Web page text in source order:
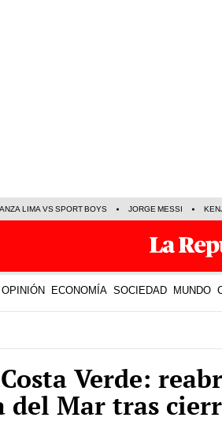
LIMA VS SPORT BOYS JORGE MESSI
OPINIÓN ECONOMÍA SOCIEDAD MUNDO
Verde:
del Mar tras